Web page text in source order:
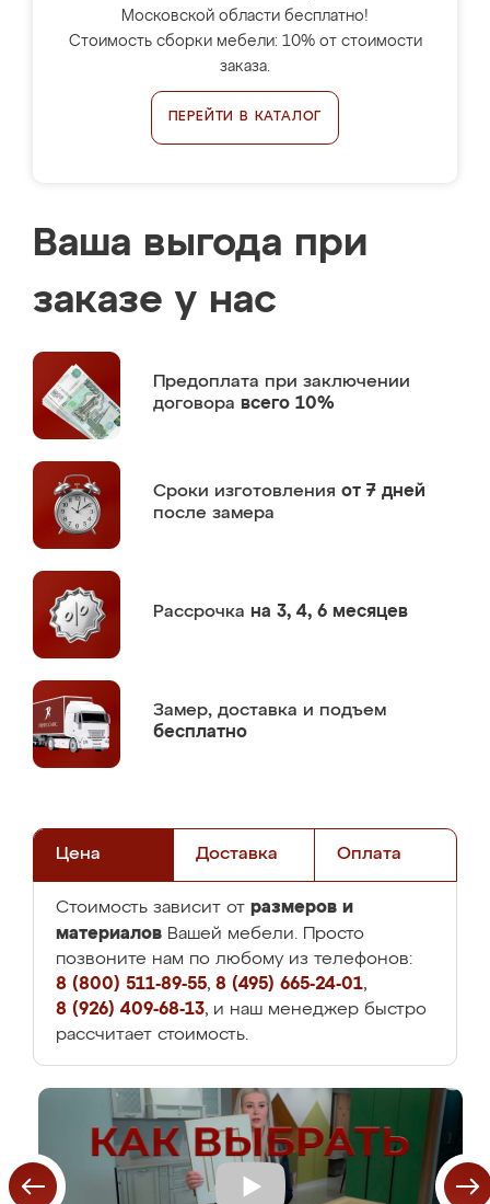
Московской области бесплатно!
Стоимость сборки мебели: 10% от стоимости
заказа.
ПЕРЕЙТИ В КАТАЛОГ
Ваша выгода при
заказе у нас
Предоплата при заключении
договора всего 10%
Сроки изготовления от 7 дней
после замера
Рассрочка на 3, 4, 6 месяцев
Замер, доставка и подъем
бесплатно
Цена Доставка Оплата
Стоимость зависит от размеров и
материалов Вашей мебели. Просто
позвоните нам по любому из телефонов:
8 (800) 511-89-55, 8 (495) 665-24-01,
8 (926) 409-68-13, и наш менеджер быстро
рассчитает стоимость.